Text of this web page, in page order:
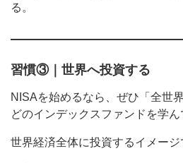
る。
習慣③｜世界へ投資する
NISAを始めるなら、ぜひ「全世
どのインデックスファンドを学ん
世界経済全体に投資するイメージ